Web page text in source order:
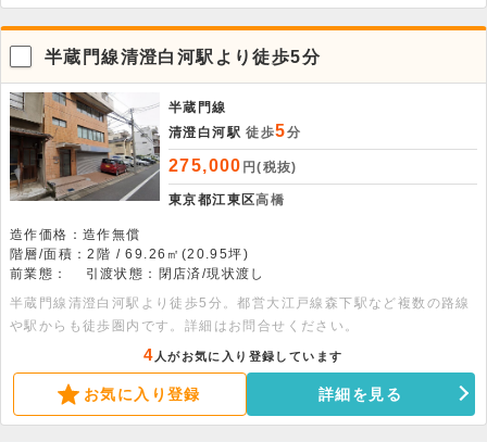
半蔵門線清澄白河駅より徒歩5分
半蔵門線
清澄白河駅 徒歩5分
275,000 円(税抜)
東京都江東区高橋
造作価格：造作無償
階層/面積：2階 / 69.26㎡(20.95坪)
前業態：
引渡状態：閉店済/現状渡し
半蔵門線清澄白河駅より徒歩5分。都営大江戸線森下駅など複数の路線
や駅からも徒歩圏内です。詳細はお問合せください。
4 人がお気に入り登録しています
お気に入り登録 詳細を見る